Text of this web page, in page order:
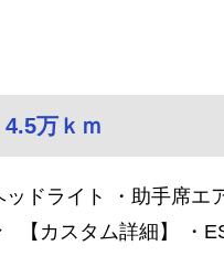
万ｋｍ
ドライト ・助手席エ
【カスタム詳細】 ・